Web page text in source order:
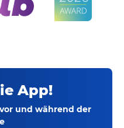
App!
und während der